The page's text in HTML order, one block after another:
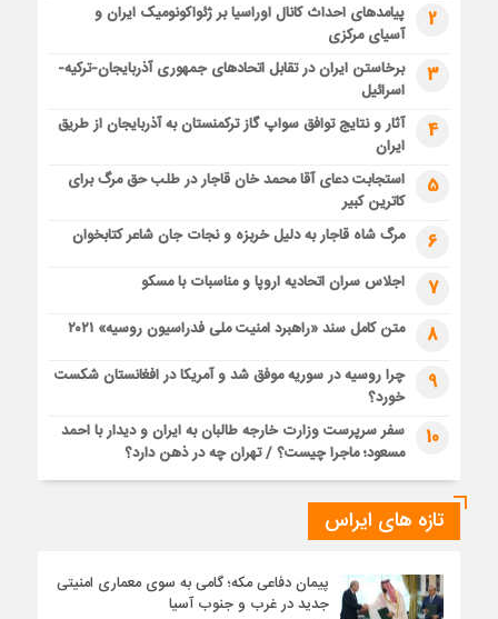
2
پیامدهای احداث کانال اوراسیا بر ژئواکونومیک ایران و
آسیای مرکزی
3
برخاستن ایران در تقابل اتحادهای جمهوری آذربایجان-ترکیه-
اسرائیل
4
آثار و نتایج توافق سواپ گاز ترکمنستان به آذربایجان از طریق
ایران
5
استجابت دعای آقا محمد خان قاجار در طلب حق مرگ برای
کاترین کبیر
6 مرگ شاه قاجار به دلیل خربزه و نجات جان شاعر کتابخوان
7 اجلاس سران اتحادیه اروپا و مناسبات با مسکو
8 متن کامل سند «راهبرد امنیت ملی فدراسیون روسیه» ۲۰۲۱
9
چرا روسیه در سوریه موفق شد و آمریکا در افغانستان شکست
خورد؟
10
سفر سرپرست وزارت خارجه طالبان به ایران و دیدار با احمد
مسعود؛ ماجرا چیست؟ / تهران چه در ذهن دارد؟
تازه های ایراس
پیمان دفاعی مکه؛ گامی به سوی معماری امنیتی
جدید در غرب و جنوب آسیا